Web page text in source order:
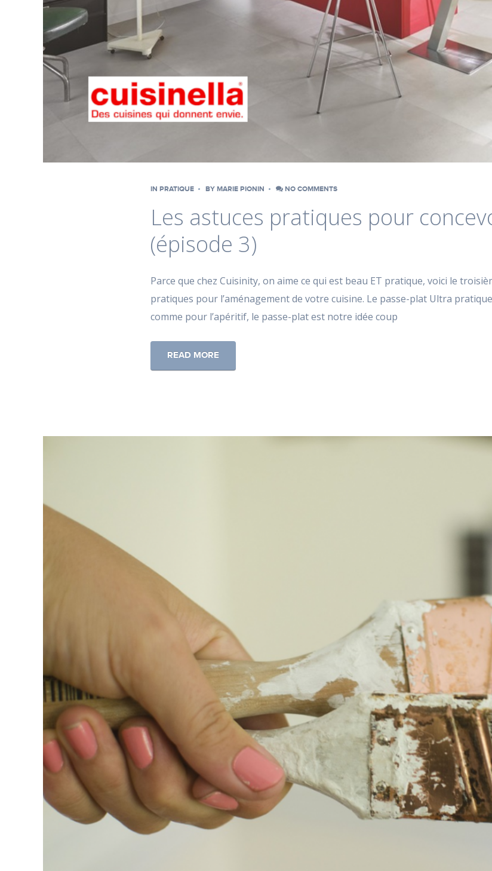
IN PRATIQUE BY MARIE PIONIN NO COMMENTS
Les astuces pratiques pour
(épisode 3)
Parce que chez Cuisinity, on aime ce qui est beau ET pratique, voici le
pratiques pour l’aménagement de votre cuisine. Le passe-plat Ultra
comme pour l’apéritif, le passe-plat est notre idée coup
READ MORE